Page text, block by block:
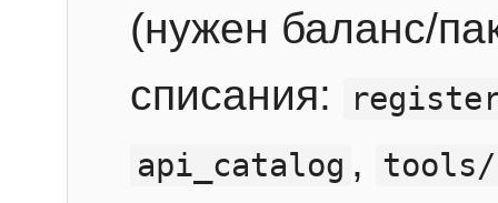
(нужен баланс/
списания:
api_catalog ,